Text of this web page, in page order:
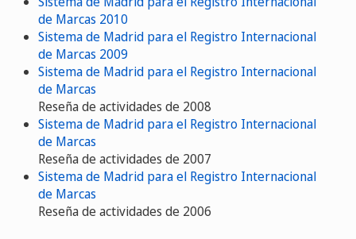
de Marcas 2010
Sistema de Madrid para el Registro Internacional
de Marcas 2009
Sistema de Madrid para el Registro Internacional
de Marcas
Reseña de actividades de 2008
Sistema de Madrid para el Registro Internacional
de Marcas
Reseña de actividades de 2007
Sistema de Madrid para el Registro Internacional
de Marcas
Reseña de actividades de 2006